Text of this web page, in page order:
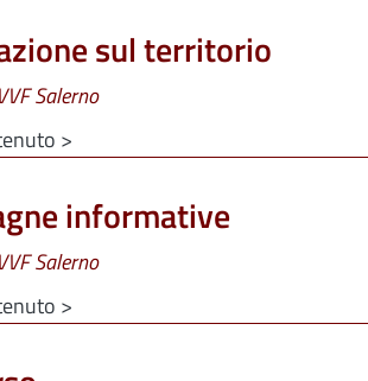
sul territorio
Salerno
>
informative
Salerno
>